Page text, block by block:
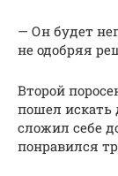
— Он будет
не одобряя
Второй
пошел искать
сложил себе
понравился